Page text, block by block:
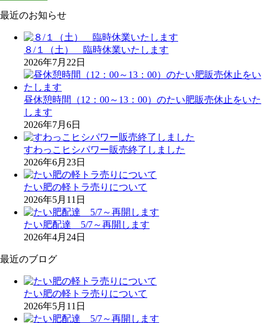
最近のお知らせ
８/１（土） 臨時休業いたします
2026年7月22日
昼休憩時間（12：00～13：00）のたい肥販売休止をいた
します
2026年7月6日
すわっこヒシパワー販売終了しました
2026年6月23日
たい肥の軽トラ売りについて
2026年5月11日
たい肥配達 5/7～再開します
2026年4月24日
最近のブログ
たい肥の軽トラ売りについて
2026年5月11日